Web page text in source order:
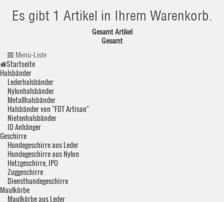
Es gibt 1 Artikel in Ihrem Warenkorb.
Gesamt Artikel
Gesamt
Menü-Liste
Startseite
Halsbänder
Lederhalsbänder
Nylonhalsbänder
Metallhalsbänder
Halsbänder von "FDT Artisan"
Nietenhalsbänder
ID Anhänger
Geschirre
Hundegeschirre aus Leder
Hundegeschirre aus Nylon
Hetzgeschirre, IPO
Zuggeschirre
Diensthundegeschirre
Maulkörbe
Maulkörbe aus Leder